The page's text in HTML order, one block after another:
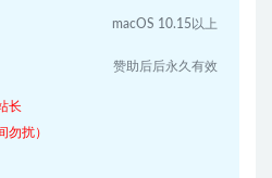
macOS 10.15以上
赞助后后永久有效
长
勿扰）